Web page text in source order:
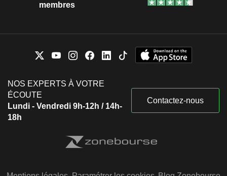
membres
NOS EXPERTS À VOTRE
ÉCOUTE
Lundi - Vendredi 9h-12h / 14h-
18h
Contactez-nous